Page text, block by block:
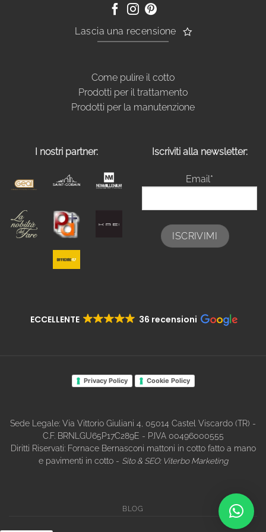
Lascia una recensione
Come pulire il cotto
Prodotti per il trattamento
Prodotti per la manutenzione
I nostri partner: Iscriviti alla newsletter:
Email*
ECCELLENTE 36 recensioni
Privacy Policy Cookie Policy
Sede Legale: Via Vittorio Giuliani 4, 05014 Castel Viscardo (TR) -
C.F. BRNLGU65P17C289E - P.IVA 00496000555
Diritti Riservati: Fornace Bernasconi mattoni in cotto fatto a mano
e pavimenti in cotto - Sito & SEO: Viterbo Marketing
BLOG